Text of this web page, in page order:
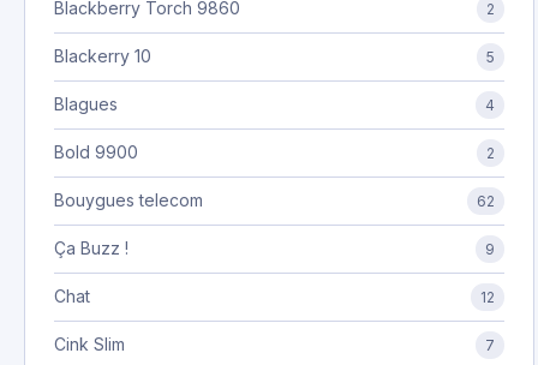
Blackberry Torch 9860 2
Blackerry 10 5
Blagues 4
Bold 9900 2
Bouygues telecom 62
Ça Buzz ! 9
Chat 12
Cink Slim 7